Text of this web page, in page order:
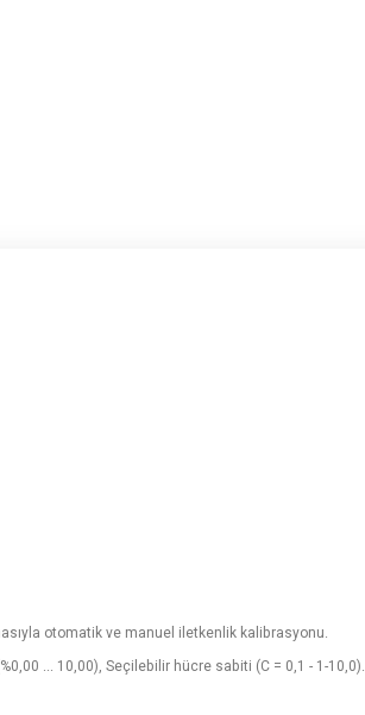
otomatik ve manuel iletkenlik kalibrasyonu.
... 10,00), Seçilebilir hücre sabiti (C = 0,1 - 1-10,0).